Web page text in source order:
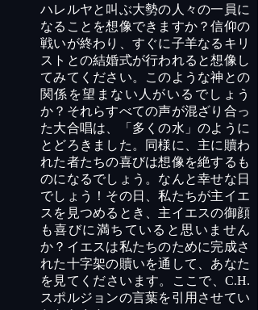
ハレルヤと叫ぶ大勢の人々の一員に
なることを想像できますか？信仰の
戦いが終わり、すぐに子羊なるキリ
ストとの結婚式が行われると想像し
てみてください。このような神との
関係を望まない人がいるでしょう
か？それらすべての声が混ざり合っ
た大合唱は、「多くの水」のように
とどろきました。同様に、主に贖わ
れた者たちの喜びは想像を絶するも
のになるでしょう。なんと幸せな日
でしょう！その日、私たちが主イエ
スを見つめるとき、主イエスの御顔
も喜びに満ちていると思いません
か？イエスは私たちのために完成さ
れた十字架の贖いを通して、あなた
を見てくださいます。ここで、 C.H.
スポルジョンの言葉を引用させてい